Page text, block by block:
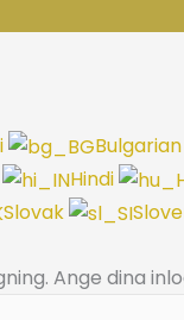
Bulgarian
Hindi
Slovak
Ange dina